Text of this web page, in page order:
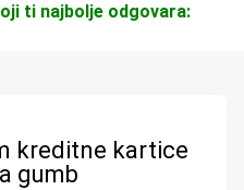
ti najbolje odgovara:
kreditne kartice
gumb